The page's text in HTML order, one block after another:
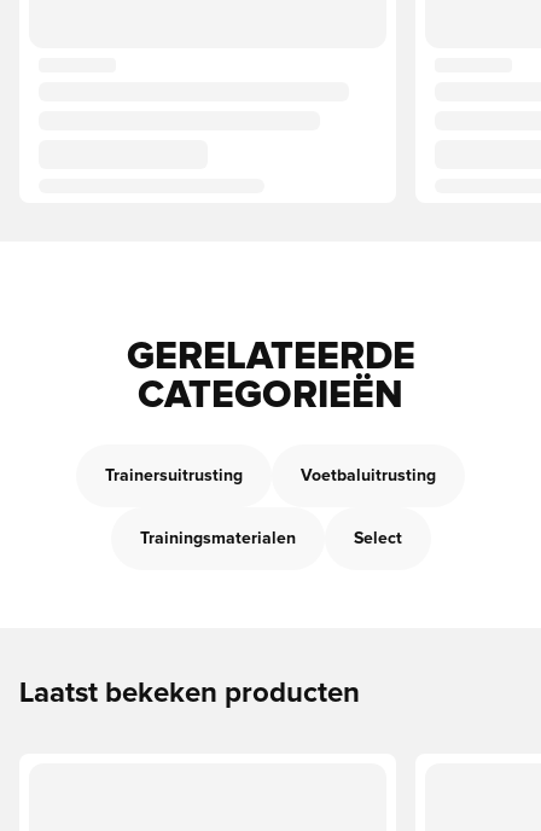
GERELATEERDE
CATEGORIEËN
Trainersuitrusting Voetbaluitrusting
Trainingsmaterialen Select
Laatst bekeken producten